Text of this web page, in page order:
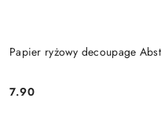
Papier ryżowy decoupage
Cena:
7.90